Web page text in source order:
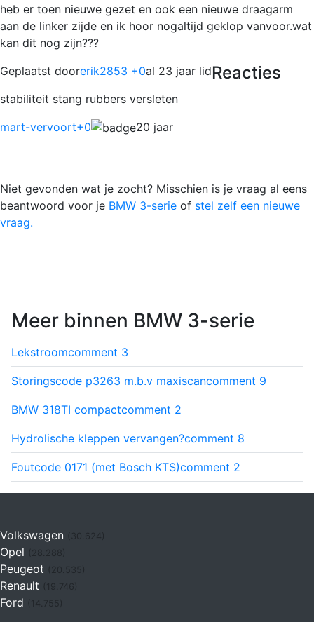
heb er toen nieuwe gezet en ook een nieuwe draagarm
aan de linker zijde en ik hoor nogaltijd geklop vanvoor.wat
kan dit nog zijn???
Geplaatst doorerik2853 +0al 23 jaar lidReacties
stabiliteit stang rubbers versleten
mart-vervoort+0 20 jaar
Niet gevonden wat je zocht? Misschien is je vraag al eens
beantwoord voor je BMW 3-serie of stel zelf een nieuwe
vraag.
Meer binnen BMW 3-serie
Lekstroomcomment 3
Storingscode p3263 m.b.v maxiscancomment 9
BMW 318TI compactcomment 2
Hydrolische kleppen vervangen?comment 8
Foutcode 0171 (met Bosch KTS)comment 2
Volkswagen (30.624)
Opel
Peugeot
Renault (19.746)
Ford (14.755)